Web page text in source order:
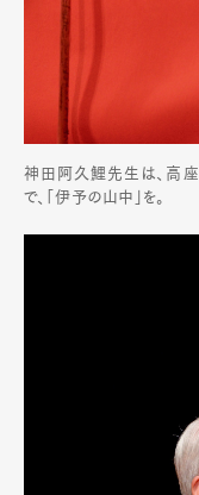
神田阿久鯉先生は、高
で、「伊予の山中」を。